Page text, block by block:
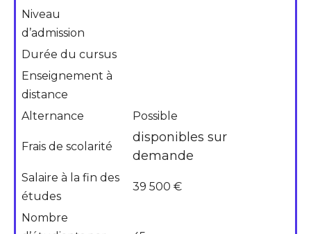
Niveau
d’admission
Durée du cursus
Enseignement à
distance
Alternance
Possible
Frais de scolarité
disponibles sur
demande
Salaire à la fin des
études
39 500 €
Nombre